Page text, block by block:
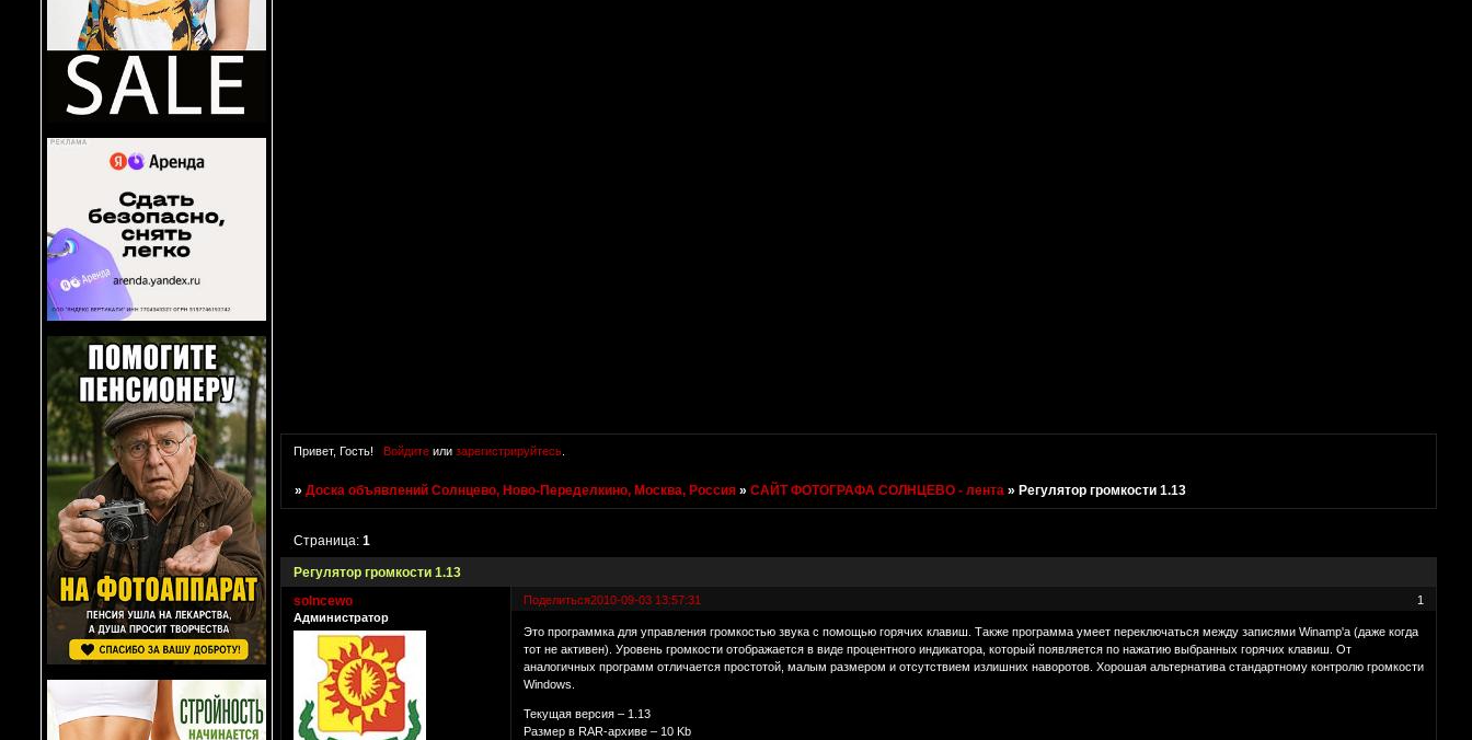
Привет, Гость! Войдитеили зарегистрируйтесь.
»Доска объявлений Солнцево, Ново-Переделкино, Москва, Россия »САЙТ ФОТОГРАФА СОЛНЦЕВО - лента »Регулятор громкости 1.13
Регулятор громкости 1.13
Страница:1
Поделиться 1
2010-09-03 13:57:31
solncewo
Администратор
Это программка для управления громкостью звука с помощью горячих клавиш. Также программа умеет переключаться между записями Winamp'а (даже когда
тот не активен). Уровень громкости отображается в виде процентного индикатора, который появляется по нажатию выбранных горячих клавиш. От
аналогичных программ отличается простотой, малым размером и отсутствием излишних наворотов. Хорошая альтернатива стандартному контролю громкости
Windows.
Текущая версия – 1.13
Размер в RAR-архиве – 10 Kb